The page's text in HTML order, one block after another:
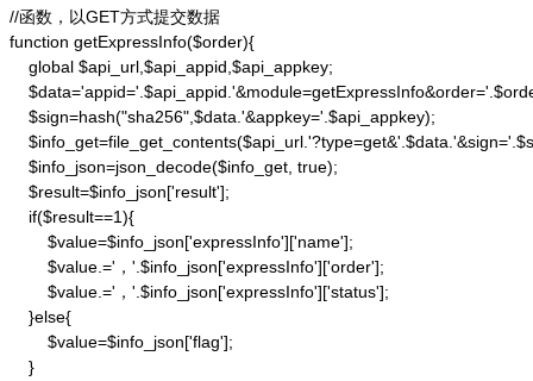
//函数，以GET方式提交数据
function getExpressInfo($order){
    global $api_url,$api_appid,$api_appkey;
    $sign=hash("sha256",$data.'&appkey='.$api_appkey);
    $info_json=json_decode($info_get, true);
    $result=$info_json['result'];
    if($result==1){
        $value=$info_json['expressInfo']['name'];
        $value.='，'.$info_json['expressInfo']['order'];
        $value.='，'.$info_json['expressInfo']['status'];
    }else{
        $value=$info_json['flag'];
    }